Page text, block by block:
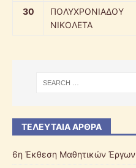
30
ΠΟΛΥΧΡΟΝΙΑΔΟΥ
ΝΙΚΟΛΕΤΑ
ΤΕΛΕΥΤΑΊΑ ΆΡΘΡΑ
6η Έκθεση Μαθητικών Έργων